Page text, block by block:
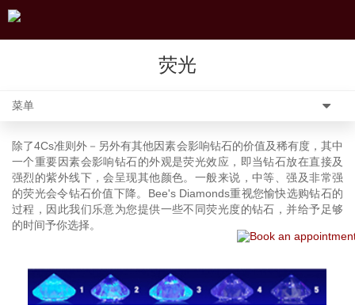
荧光
菜单
除了4Cs准则外－另外有其他因素会影响钻石的价值及稀有度，其中
一个重要因素会影响钻石的外观是荧光效应，即当钻石放在直接及
强烈的紫外线下，会呈现其他颜色。一般来说，中等、强及非常强
的荧光会令钻石价值下降。Bee's Diamonds重视您愉快选购钻石的
过程，因此我们乐意为您提供一些不同荧光度的钻石，并给予足够
的时间予你选择。